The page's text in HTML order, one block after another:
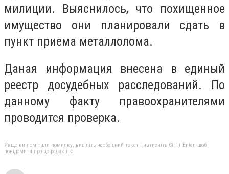
милиции. Выяснилось, что похищенное
имущество они планировали сдать в
пункт приема металлолома.
Даная информация внесена в единый
реестр досудебных расследований. По
данному факту правоохранителями
проводится проверка.
Якщо ви помітили помилку, виділіть необхідний текст і натисніть Ctrl + Enter, щоб
повідомити про це редакцію